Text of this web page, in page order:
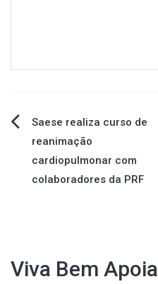
Navegação
de
Saese realiza curso de
reanimação
cardiopulmonar com
colaboradores da PRF
Viva Bem Apoia